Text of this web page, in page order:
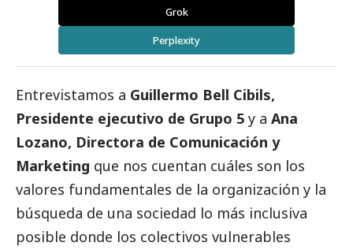
Grok
Perplexity
Entrevistamos a Guillermo Bell Cibils,
Presidente ejecutivo de Grupo 5 y a Ana
Lozano, Directora de Comunicación y
Marketing que nos cuentan cuáles son los
valores fundamentales de la organización y la
búsqueda de una sociedad lo más inclusiva
posible donde los colectivos vulnerables